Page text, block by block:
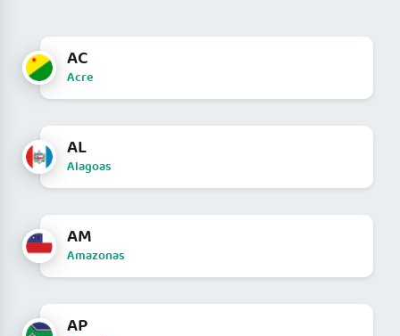
AC
Acre
AL
Alagoas
AM
Amazonas
AP